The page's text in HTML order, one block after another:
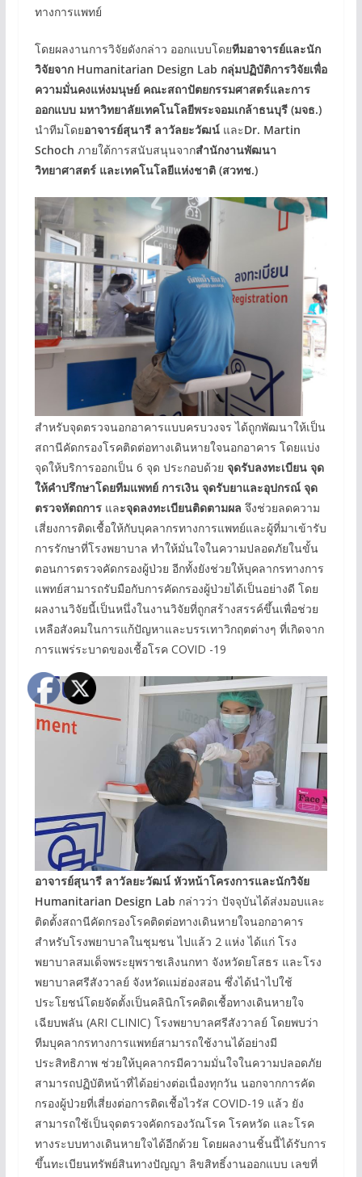
ทางการแพทย์
โดยผลงานการวิจัยดังกล่าว ออกแบบโดยทีมอาจารย์และนัก
วิจัยจาก Humanitarian Design Lab กลุ่มปฏิบัติการวิจัยเพื่อ
ความมั่นคงแห่งมนุษย์ คณะสถาปัตยกรรมศาสตร์และการ
ออกแบบ มหาวิทยาลัยเทคโนโลยีพระจอมเกล้าธนบุรี (มจธ.)
นำทีมโดยอาจารย์สุนารี ลาวัลยะวัฒน์ และDr. Martin
Schoch ภายใต้การสนับสนุนจากสำนักงานพัฒนา
วิทยาศาสตร์ และเทคโนโลยีแห่งชาติ (สวทช.)
สำหรับจุดตรวจนอกอาคารแบบครบวงจร ได้ถูกพัฒนาให้เป็น
สถานีคัดกรองโรคติดต่อทางเดินหายใจนอกอาคาร โดยแบ่ง
จุดให้บริการออกเป็น 6 จุด ประกอบด้วย จุดรับลงทะเบียน จุด
ให้คำปรึกษาโดยทีมแพทย์ การเงิน จุดรับยาและอุปกรณ์ จุด
ตรวจหัตถการ และจุดลงทะเบียนติดตามผล จึงช่วยลดความ
เสี่ยงการติดเชื้อให้กับบุคลากรทางการแพทย์และผู้ที่มาเข้ารับ
การรักษาที่โรงพยาบาล ทำให้มั่นใจในความปลอดภัยในขั้น
ตอนการตรวจคัดกรองผู้ป่วย อีกทั้งยังช่วยให้บุคลากรทางการ
แพทย์สามารถรับมือกับการคัดกรองผู้ป่วยได้เป็นอย่างดี โดย
ผลงานวิจัยนี้เป็นหนึ่งในงานวิจัยที่ถูกสร้างสรรค์ขึ้นเพื่อช่วย
เหลือสังคมในการแก้ปัญหาและบรรเทาวิกฤตต่างๆ ที่เกิดจาก
การแพร่ระบาดของเชื้อโรค COVID -19
อาจารย์สุนารี ลาวัลยะวัฒน์ หัวหน้าโครงการและนักวิจัย
Humanitarian Design Lab กล่าวว่า ปัจจุบันได้ส่งมอบและ
ติดตั้งสถานีคัดกรองโรคติดต่อทางเดินหายใจนอกอาคาร
สำหรับโรงพยาบาลในชุมชน ไปแล้ว 2 แห่ง ได้แก่ โรง
พยาบาลสมเด็จพระยุพราชเลิงนกทา จังหวัดยโสธร และโรง
พยาบาลศรีสังวาลย์ จังหวัดแม่ฮ่องสอน ซึ่งได้นำไปใช้
ประโยชน์โดยจัดตั้งเป็นคลินิกโรคติดเชื้อทางเดินหายใจ
เฉียบพลัน (ARI CLINIC) โรงพยาบาลศรีสังวาลย์ โดยพบว่า
ทีมบุคลากรทางการแพทย์สามารถใช้งานได้อย่างมี
ประสิทธิภาพ ช่วยให้บุคลากรมีความมั่นใจในความปลอดภัย
สามารถปฏิบัติหน้าที่ได้อย่างต่อเนื่องทุกวัน นอกจากการคัด
กรองผู้ป่วยที่เสี่ยงต่อการติดเชื้อไวรัส COVID-19 แล้ว ยัง
สามารถใช้เป็นจุดตรวจคัดกรองวัณโรค โรคหวัด และโรค
ทางระบบทางเดินหายใจได้อีกด้วย โดยผลงานชิ้นนี้ได้รับการ
ขึ้นทะเบียนทรัพย์สินทางปัญญา ลิขสิทธิ์งานออกแบบ เลขที่